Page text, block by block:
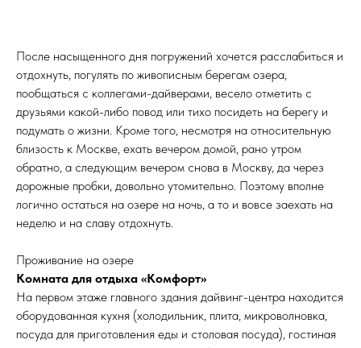
После насыщенного дня погружений хочется расслабиться и
отдохнуть, погулять по живописным берегам озера,
пообщаться с коллегами-дайверами, весело отметить с
друзьями какой-либо повод или тихо посидеть на берегу и
подумать о жизни. Кроме того, несмотря на относительную
близость к Москве, ехать вечером домой, рано утром
обратно, а следующим вечером снова в Москву, да через
дорожные пробки, довольно утомительно. Поэтому вполне
логично остаться на озере на ночь, а то и вовсе заехать на
неделю и на славу отдохнуть.
Проживание на озере
Комната для отдыха «Комфорт»
На первом этаже главного здания дайвинг-центра находится
оборудованная кухня (холодильник, плита, микроволновка,
посуда для приготовления еды и столовая посуда), гостиная